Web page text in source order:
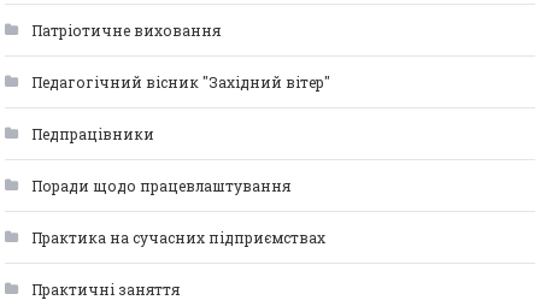
Патріотичне виховання
Педагогічний вісник "Західний вітер"
Педпрацівники
Поради щодо працевлаштування
Практика на сучасних підприємствах
Практичні заняття